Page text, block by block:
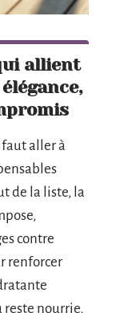
allient
aller à
de la liste, la
contre
renforcer
reste nourrie,